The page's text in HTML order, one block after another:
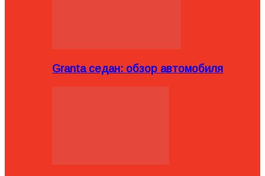
Granta седан: обзор автомобиля